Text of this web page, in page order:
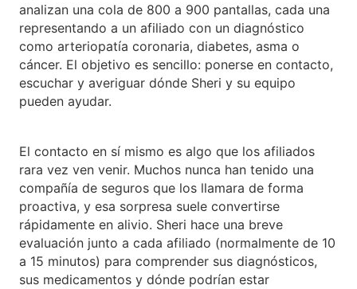
analizan una cola de 800 a 900 pantallas, cada una
representando a un afiliado con un diagnóstico
como arteriopatía coronaria, diabetes, asma o
cáncer. El objetivo es sencillo: ponerse en contacto,
escuchar y averiguar dónde Sheri y su equipo
pueden ayudar.
El contacto en sí mismo es algo que los afiliados
rara vez ven venir. Muchos nunca han tenido una
compañía de seguros que los llamara de forma
proactiva, y esa sorpresa suele convertirse
rápidamente en alivio. Sheri hace una breve
evaluación junto a cada afiliado (normalmente de 10
a 15 minutos) para comprender sus diagnósticos,
sus medicamentos y dónde podrían estar